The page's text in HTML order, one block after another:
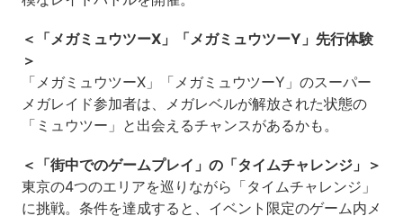
＜「メガミュウツーX」「メガミュウツーY」先行体験
＞
「メガミュウツーX」「メガミュウツーY」のスーパー
メガレイド参加者は、メガレベルが解放された状態の
「ミュウツー」と出会えるチャンスがあるかも。
＜「街中でのゲームプレイ」の「タイムチャレンジ」＞
東京の4つのエリアを巡りながら「タイムチャレンジ」
に挑戦。条件を達成すると、イベント限定のゲーム内メ